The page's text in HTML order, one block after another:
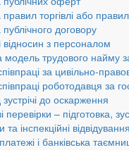
торгівлі або
договору
відносин з персоналом
модель трудового найму
за цивільно-
роботодавця за
до оскарження
перевірки – підготовка,
та інспекційні
і банківська